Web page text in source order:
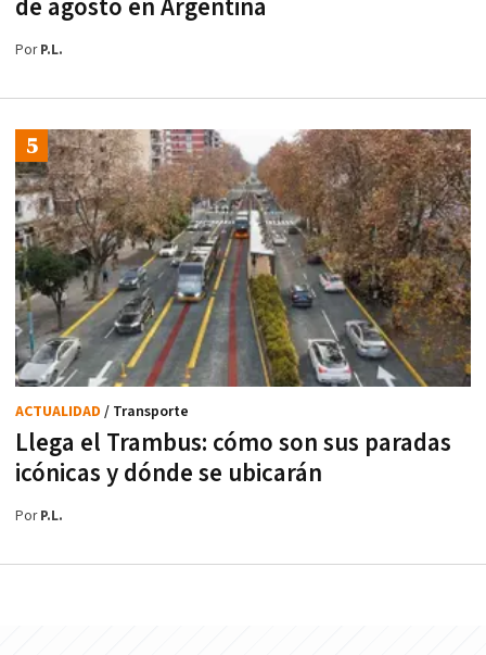
de agosto en Argentina
PorP.L.
Llega el Trambus: cómo son sus paradas
icónicas y dónde se ubicarán
ACTUALIDAD / Transporte
PorP.L.